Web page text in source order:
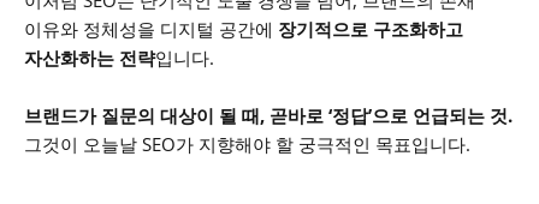
이유와 정체성을 디지털 공간에 장기적으로 구조화하고
자산화하는 전략입니다.
브랜드가 질문의 대상이 될 때, 곧바로 ‘정답’으로 언급되는 것.
그것이 오늘날 SEO가 지향해야 할 궁극적인 목표입니다.